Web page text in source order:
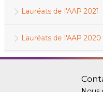
Lauréats de l'AAP 2021
Lauréats de l'AAP 2020